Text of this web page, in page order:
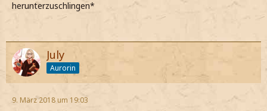
herunterzuschlingen*
July
Aurorin
9. März 2018 um 19:03